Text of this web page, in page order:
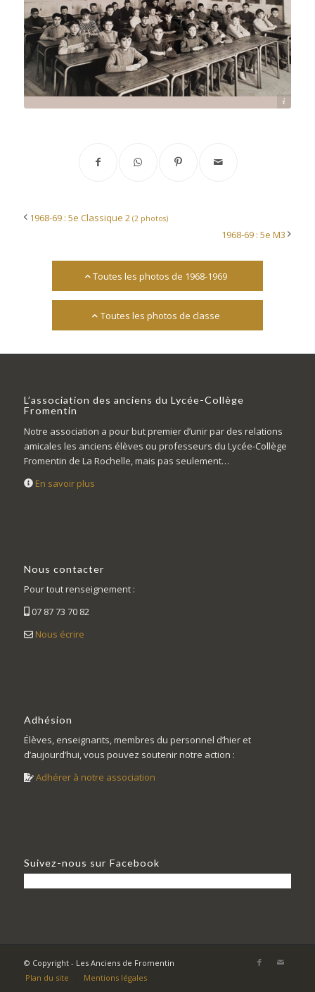
1968-69 : 5e Classique 2 (2 photos)
1968-69 : 5e M3
Toutes les photos de 1968-1969
Toutes les photos de classe
L’association des anciens du Lycée-Collège
Fromentin
Notre association a pour but premier d’unir par des relations
amicales les anciens élèves ou professeurs du Lycée-Collège
Fromentin de La Rochelle, mais pas seulement…
En savoir plus
Nous contacter
Pour tout renseignement :
07 87 73 70 82
Nous écrire
Adhésion
Élèves, enseignants, membres du personnel d’hier et
d’aujourd’hui, vous pouvez soutenir notre action :
Adhérer à notre association
Suivez-nous sur Facebook
© Copyright - Les Anciens de Fromentin
Plan du site
Mentions légales